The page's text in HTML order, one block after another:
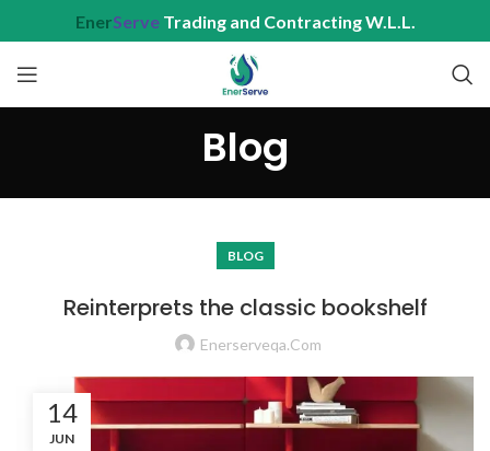
EnerServeTrading and Contracting W.L.L.
Blog
BLOG
Reinterprets the classic bookshelf
Enerserveqa.com
14
JUN